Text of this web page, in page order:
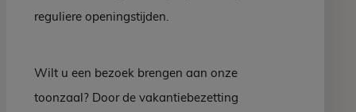
Terug naar overzicht
HEERENVEEN –
Badkamer en toilet in
reguliere openingstijden.
Wilt u een bezoek brengen aan onze
toonzaal? Door de vakantiebezetting